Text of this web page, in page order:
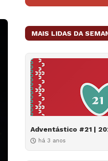
MAIS LIDAS DA
Adventástico #21 |
há 3 anos